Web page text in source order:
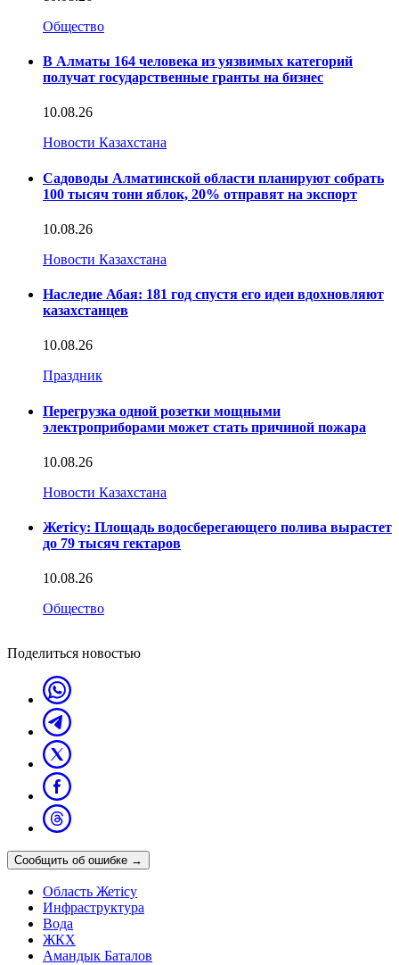
Общество
В Алматы 164 человека из уязвимых категорий
получат государственные гранты на бизнес
10.08.26
Новости Казахстана
Садоводы Алматинской области планируют собрать
100 тысяч тонн яблок, 20% отправят на экспорт
10.08.26
Новости Казахстана
Наследие Абая: 181 год спустя его идеи вдохновляют
казахстанцев
10.08.26
Праздник
Перегрузка одной розетки мощными
электроприборами может стать причиной пожара
10.08.26
Новости Казахстана
Жетісу: Площадь водосберегающего полива вырастет
до 79 тысяч гектаров
10.08.26
Общество
Поделиться новостью
Сообщить об ошибке →
Область Жетісу
Инфраструктура
Вода
ЖКХ
Амандык Баталов